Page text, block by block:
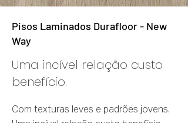
Pisos Laminados Durafloor - New
Way
Uma incível relação custo
benefício.
Com texturas leves e padrões jovens.